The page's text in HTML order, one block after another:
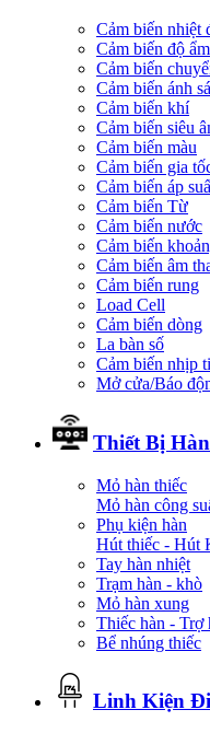
Cảm biến nhiệt
Cảm biến độ ẩm
Cảm biến
Cảm biến ánh
Cảm biến khí
Cảm biến siêu
Cảm biến màu
Cảm biến gia
Cảm biến áp
Cảm biến Từ
Cảm biến nước
Cảm biến
Cảm biến âm
Cảm biến rung
Load Cell
Cảm biến dòng
La bàn số
Cảm biến nhịp
Mở cửa/Báo
Thiết Bị
Mỏ hàn thiếc
Mỏ hàn công
Phụ kiện hàn
Hút thiếc - Hút
Tay hàn nhiệt
Trạm hàn - khò
Mỏ hàn xung
Thiếc hàn - Trợ
Bể nhúng thiếc
Linh Kiện